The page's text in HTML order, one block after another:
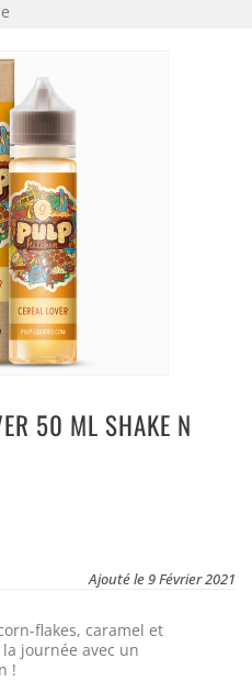
50 ML SHAKE N
Ajouté le 9 Février 2021
flakes, caramel et
journée avec un
!